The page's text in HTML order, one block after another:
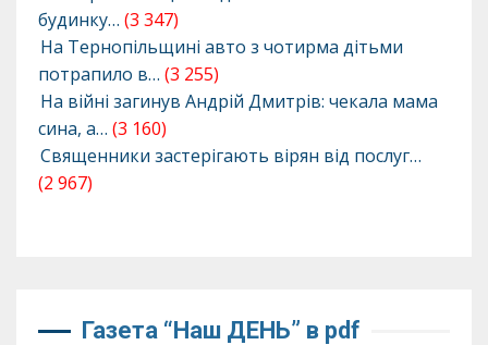
будинку… (3 347)
На Тернопільщині авто з чотирма дітьми
потрапило в… (3 255)
На війні загинув Андрій Дмитрів: чекала мама
сина, а… (3 160)
Священники застерігають вірян від послуг…
(2 967)
Газета “Наш ДЕНЬ” в pdf